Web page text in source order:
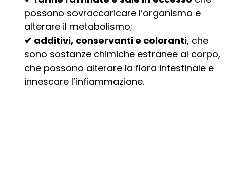
possono sovraccaricare l’organismo e
alterare il metabolismo;
✔ additivi, conservanti e coloranti, che
sono sostanze chimiche estranee al corpo,
che possono alterare la flora intestinale e
innescare l’infiammazione.